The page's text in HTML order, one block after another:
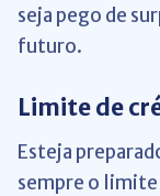
seja pego de
futuro.
Limite de
Esteja
sempre o